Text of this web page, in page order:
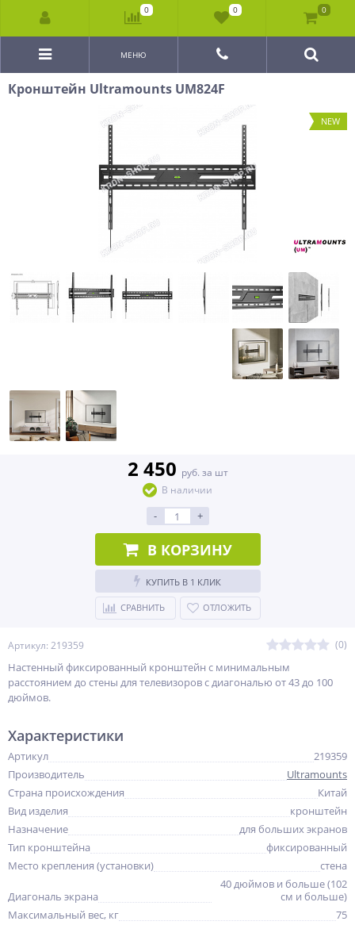
МЕНЮ
Кронштейн Ultramounts UM824F
NEW
Артикул: 219359 (0)
Настенный фиксированный кронштейн с минимальным
расстоянием до стены для телевизоров с диагональю от 43 до 100
дюймов.
2 450 руб. за шт
В наличии
- +
В КОРЗИНУ
КУПИТЬ В 1 КЛИК
СРАВНИТЬ ОТЛОЖИТЬ
Характеристики
Артикул
219359
Производитель
Ultramounts
Страна происхождения
Китай
Вид изделия
кронштейн
Назначение
для больших экранов
Тип кронштейна
фиксированный
Место крепления (установки)
стена
Диагональ экрана
40 дюймов и больше (102
см и больше)
Максимальный вес, кг
75
0 0 0